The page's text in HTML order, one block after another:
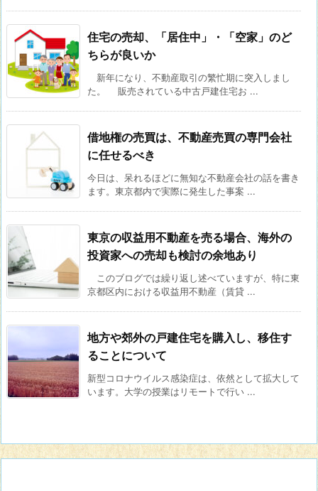
住宅の売却、「居住中」・「空家」のど
ちらが良いか
新年になり、不動産取引の繁忙期に突入しまし
た。 販売されている中古戸建住宅お ...
借地権の売買は、不動産売買の専門会社
に任せるべき
今日は、呆れるほどに無知な不動産会社の話を書き
ます。東京都内で実際に発生した事案 ...
東京の収益用不動産を売る場合、海外の
投資家への売却も検討の余地あり
このブログでは繰り返し述べていますが、特に東
京都区内における収益用不動産（賃貸 ...
地方や郊外の戸建住宅を購入し、移住す
ることについて
新型コロナウイルス感染症は、依然として拡大して
います。大学の授業はリモートで行い ...